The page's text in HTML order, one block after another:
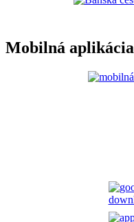
Mobilná aplikácia